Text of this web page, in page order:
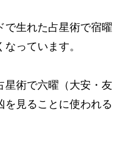
で生れた占星術で宿曜
っています。
星術で六曜（大安・友
を見ることに使われる